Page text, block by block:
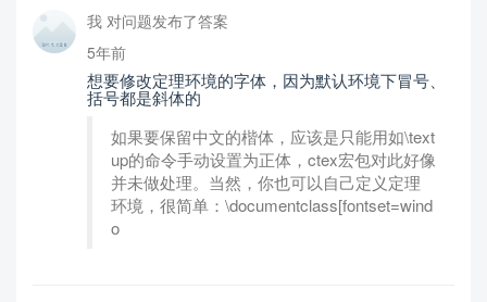
我 对问题发布了答案
5年前
想要修改定理环境的字体，因为默认环境下冒号、
括号都是斜体的
如果要保留中文的楷体，应该是只能用如\text
up的命令手动设置为正体，ctex宏包对此好像
并未做处理。当然，你也可以自己定义定理
环境，很简单：\documentclass[fontset=wind
o